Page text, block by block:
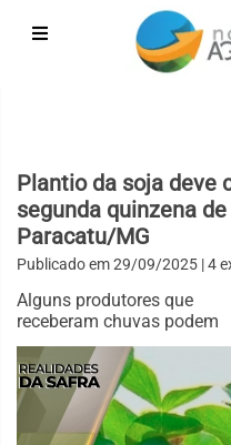
Plantio da soja deve
segunda quinzena
Paracatu/MG
Publicado em29/09/2025 | 4
Alguns produtores que
receberam chuvas podem